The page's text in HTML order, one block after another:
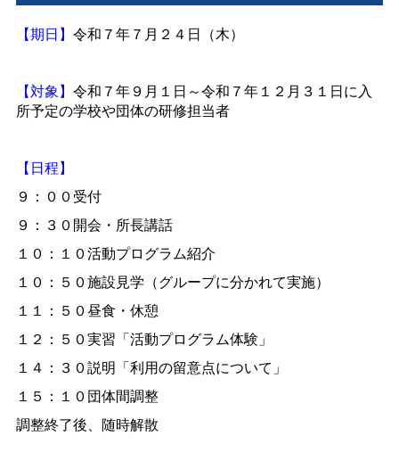
【期日】 令和７年７月２４日（木）
【対象】 令和７年９月１日～令和７年１２月３１日に入
所予定の学校や団体の研修担当者
【日程】
９：００受付
９：３０開会・所長講話
１０：１０活動プログラム紹介
１０：５０施設見学（グループに分かれて実施）
１１：５０昼食・休憩
１２：５０実習「活動プログラム体験」
１４：３０説明「利用の留意点について」
１５：１０団体間調整
調整終了後、随時解散